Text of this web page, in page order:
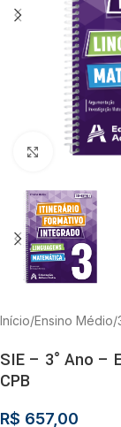
Clique para
Início/Ensino Médio/
SIE – 3° Ano –
CPB
R$ 657,00